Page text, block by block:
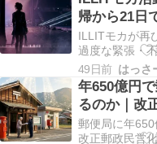
係 月曜の朝
時間」より「
が、死亡リス
平日と休日で
うなら、あな
帰から21日
と今後を解
ILLITモカが再
過度な緊張・
週間で再休止
時系列で解説
最新情報｜
カ、再び活動
3週間で判断さ
らのこと 「会
49日前 はっさ
年650億円
るのか｜改
2026のすべ
郵便局に年650
改正郵政民営